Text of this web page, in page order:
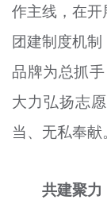
榜样人物
身边好人
文明评论
北京宣传文化
宣传思想文化
作主线，在
团建制度机制
品牌为总抓
大力弘扬志
当、无私奉献。
共建聚